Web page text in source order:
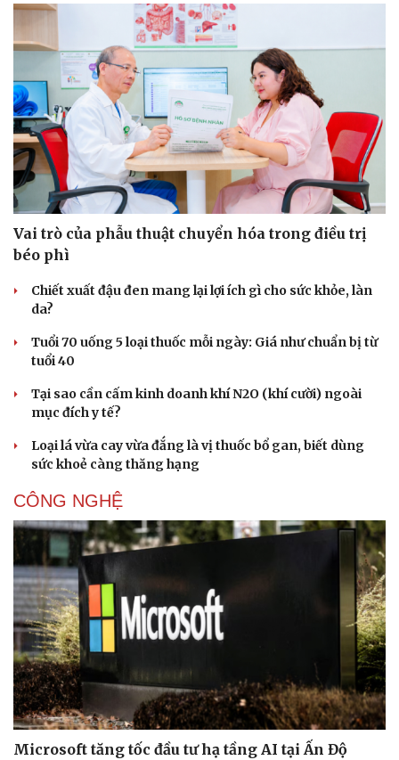
Vai trò của phẫu thuật chuyển hóa trong điều trị
béo phì
Chiết xuất đậu đen mang lại lợi ích gì cho sức khỏe, làn
da?
Tuổi 70 uống 5 loại thuốc mỗi ngày: Giá như chuẩn bị từ
tuổi 40
Tại sao cần cấm kinh doanh khí N2O (khí cười) ngoài
mục đích y tế?
Loại lá vừa cay vừa đắng là vị thuốc bổ gan, biết dùng
sức khoẻ càng thăng hạng
CÔNG NGHỆ
Microsoft tăng tốc đầu tư hạ tầng AI tại Ấn Độ